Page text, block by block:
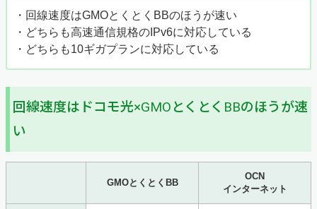
・回線速度はGMOとくとくBBのほうが速い
・どちらも高速通信規格のIPv6に対応している
・どちらも10ギガプランに対応している
回線速度はドコモ光×GMOとくとくBBのほうが速
い
GMOとくとくBB
OCN
インターネット